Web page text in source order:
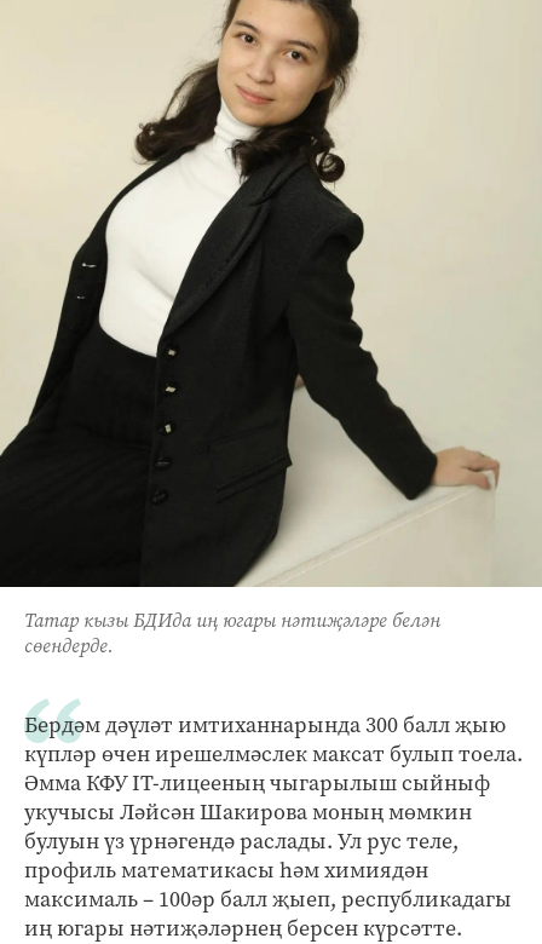
Татар кызы БДИда иң югары нәтиҗәләре белән
сөендерде.
Бердәм дәүләт имтиханнарында 300 балл җыю
күпләр өчен ирешелмәслек максат булып тоела.
Әмма КФУ IT-лицееның чыгарылыш сыйныф
укучысы Ләйсән Шакирова моның мөмкин
булуын үз үрнәгендә раслады. Ул рус теле,
профиль математикасы һәм химиядән
максималь – 100әр балл җыеп, республикадагы
иң югары нәтиҗәләрнең берсен күрсәтте.